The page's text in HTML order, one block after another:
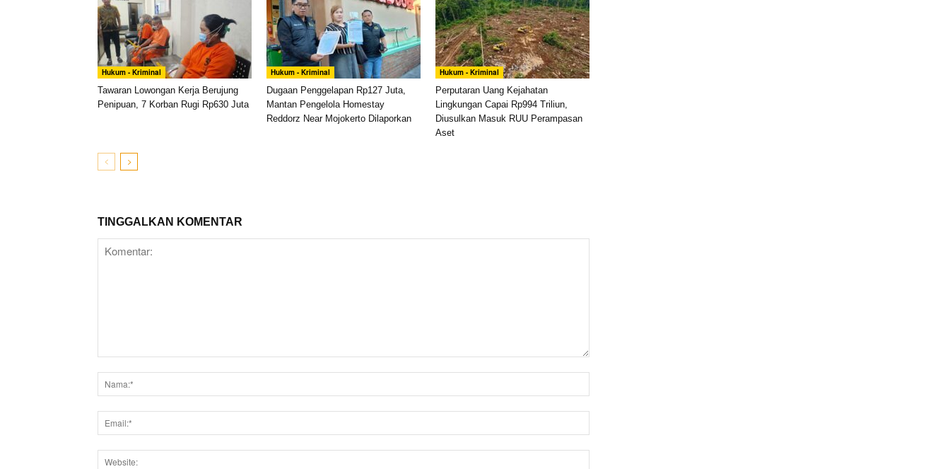
Hukum - Kriminal
Tawaran Lowongan Kerja Berujung
Penipuan, 7 Korban Rugi Rp630 Juta
Hukum - Kriminal
Dugaan Penggelapan Rp127 Juta,
Mantan Pengelola Homestay
Reddorz Near Mojokerto Dilaporkan
Hukum - Kriminal
Perputaran Uang Kejahatan
Lingkungan Capai Rp994 Triliun,
Diusulkan Masuk RUU Perampasan
Aset
TINGGALKAN KOMENTAR